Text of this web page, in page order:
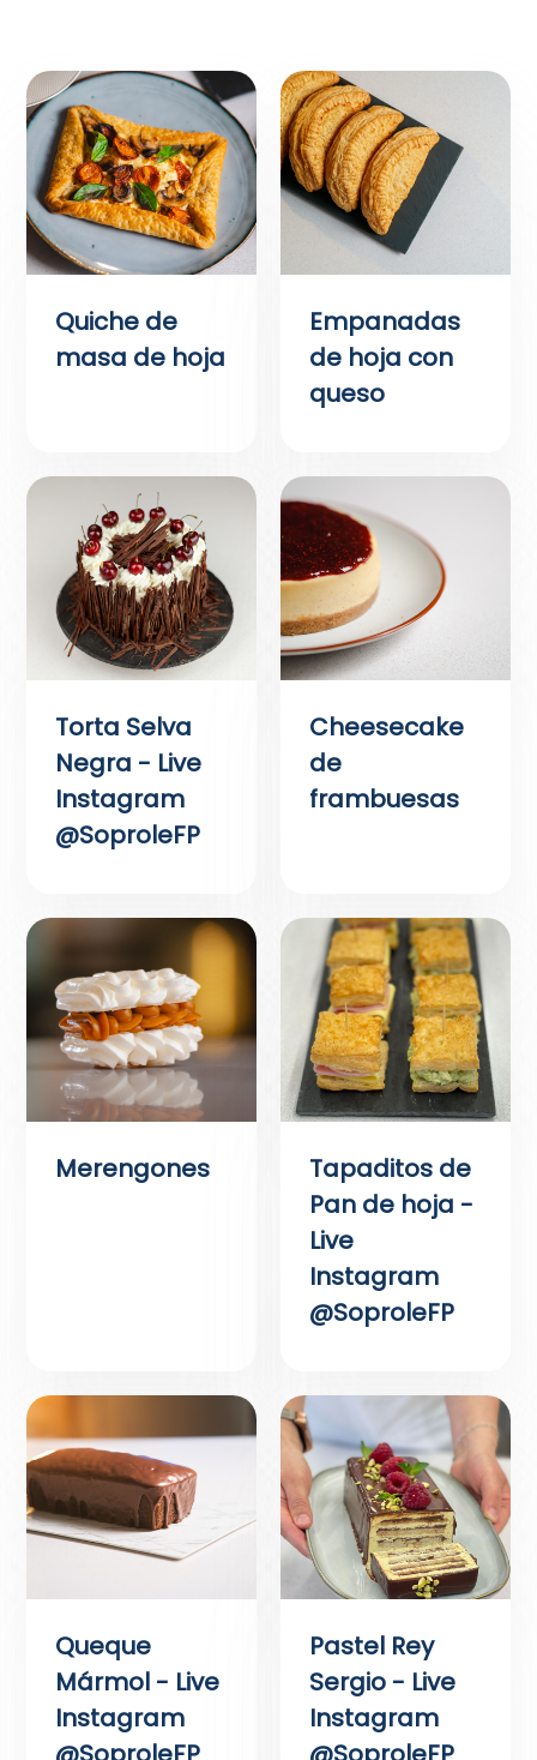
Quiche de
masa de hoja
Empanadas
de hoja con
queso
Torta Selva
Negra - Live
Instagram
@SoproleFP
Cheesecake
de
frambuesas
Merengones
Tapaditos de
Pan de hoja -
Live
Instagram
@SoproleFP
Queque
Mármol - Live
Instagram
Pastel Rey
Sergio - Live
Instagram